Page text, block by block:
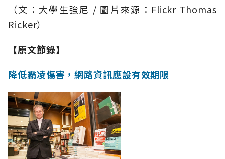
（文：大學生強尼 / 圖片來源：Flickr Thomas
Ricker）
【原文節錄】
降低霸凌傷害，網路資訊應設有效期限